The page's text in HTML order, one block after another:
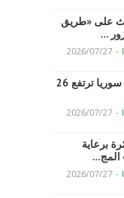
على «طريق
...
-
2026/07/27
صادرات تركيا إلى سوريا ترتفع 26
-
2026/07/27
برعاية
المج...
-
2026/07/27